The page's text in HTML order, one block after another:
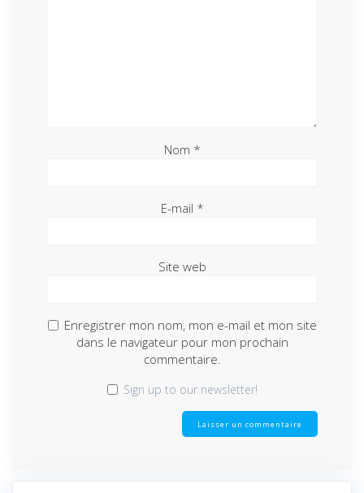
Nom *
E-mail *
Site web
Enregistrer mon nom, mon e-mail et mon site
dans le navigateur pour mon prochain
commentaire.
Sign up to our newsletter!